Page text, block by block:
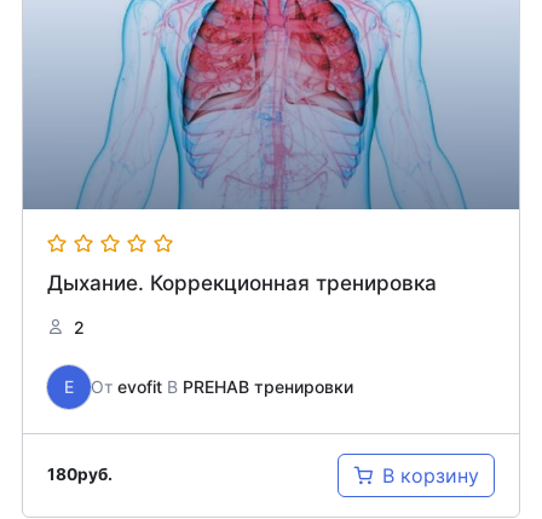
Дыхание. Коррекционная тренировка
2
E От evofitВ PREHAB тренировки
180руб. В корзину